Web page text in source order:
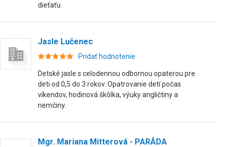
dieťaťu.
Jasle Lučenec
Pridať hodnotenie
Detské jasle s celodennou odbornou opaterou pre
deti od 0,5 do 3 rokov. Opatrovanie detí počas
víkendov, hodinová škôlka, výuky angličtiny a
nemčiny.
Mgr. Mariana Mitterová - PARÁDA